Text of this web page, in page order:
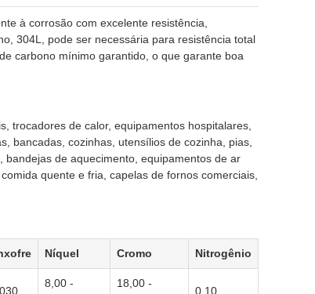
à corrosão com excelente resistência,
304L, pode ser necessária para resistência total
carbono mínimo garantido, o que garante boa
trocadores de calor, equipamentos hospitalares,
bancadas, cozinhas, utensílios de cozinha, pias,
de aquecimento, equipamentos de ar
quente e fria, capelas de fornos comerciais,
Níquel Cromo Nitrogênio
8,00 -
18,00 -
0,10